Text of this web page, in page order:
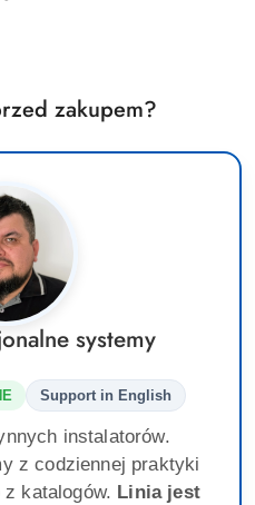
zakupem?
systemy
Support in English
instalatorów.
z codziennej praktyki
katalogów. Linia jest